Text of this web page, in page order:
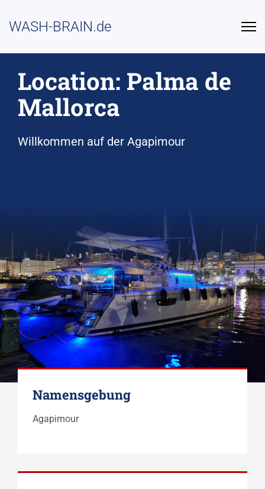
WASH-BRAIN.de
Location: Palma de
Mallorca
Willkommen auf der Agapimour
Namensgebung
Agapimour